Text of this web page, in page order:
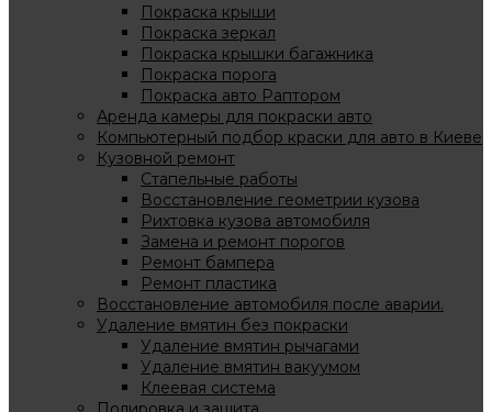
Покраска крыши
Покраска зеркал
Покраска крышки багажника
Покраска порога
Покраска авто Раптором
Аренда камеры для покраски авто
Компьютерный подбор краски для авто в Киеве
Кузовной ремонт
Стапельные работы
Восстановление геометрии кузова
Рихтовка кузова автомобиля
Замена и ремонт порогов
Ремонт бампера
Ремонт пластика
Восстановление автомобиля после аварии.
Удаление вмятин без покраски
Удаление вмятин рычагами
Удаление вмятин вакуумом
Клеевая система